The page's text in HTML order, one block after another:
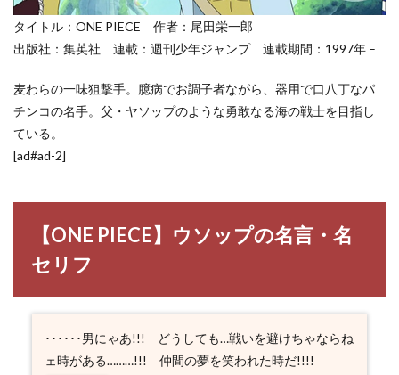
タイトル：ONE PIECE 作者：尾田栄一郎
出版社：集英社 連載：週刊少年ジャンプ 連載期間：1997年 –
麦わらの一味狙撃手。臆病でお調子者ながら、器用で口八丁なパ
チンコの名手。父・ヤソップのような勇敢なる海の戦士を目指し
ている。
[ad#ad-2]
【ONE PIECE】ウソップの名言・名
セリフ
･･････男にゃあ!!! どうしても…戦いを避けちゃならね
ェ時がある………!!! 仲間の夢を笑われた時だ!!!!